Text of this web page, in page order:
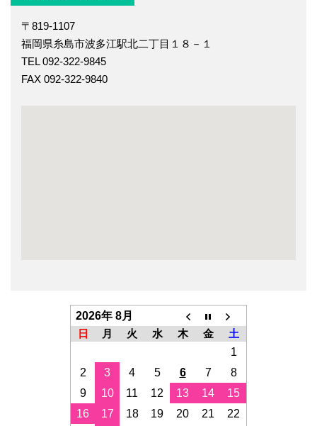
〒819-1107
福岡県糸島市波多江駅北二丁目１８－１
TEL 092-322-9845
FAX 092-322-9840
2026年 8月
日
月 火 水 木 金
土
1
2
3 4 5 6 7
8
9
10 11 12 13 14
15
16
17 18 19 20 21
22